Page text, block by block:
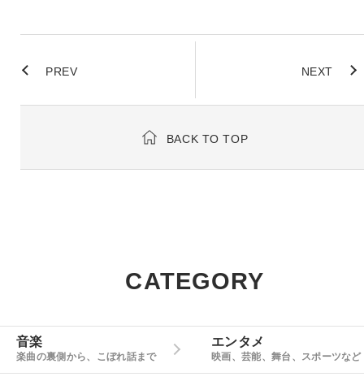
PREV NEXT
BACK TO TOP
CATEGORY
音楽
楽曲の裏側から、こぼれ話まで
エンタメ
映画、芸能、舞台、スポーツなど